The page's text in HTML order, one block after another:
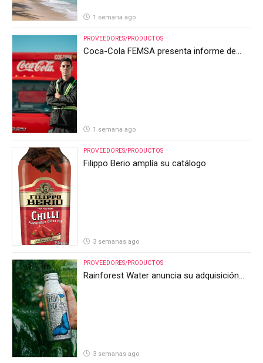
1 semana ago
PROVEEDORES/PRODUCTOS
Coca-Cola FEMSA presenta informe de
1 semana ago
PROVEEDORES/PRODUCTOS
Filippo Berio amplía su catálogo
3 semanas ago
PROVEEDORES/PRODUCTOS
Rainforest Water anuncia su adquisición
3 semanas ago